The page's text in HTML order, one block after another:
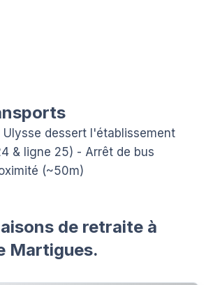
Ulysse dessert l'établissement
& ligne 25) - Arrêt de bus
(~50m)
de retraite à
Martigues.